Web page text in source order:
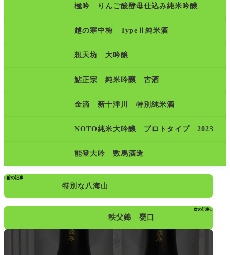
極吟 りんご酸酵母仕込み純米吟醸
越の寒中梅 TypeⅡ純米酒
想天坊 大吟醸
鮎正宗 純米吟醸 古酒
金滴 新十津川 特別純米酒
NOTO純米大吟醸 プロトタイプ 2023
能登大吟 数馬酒造
前の記事
特別な八海山
次の記事
秩父錦 甕口